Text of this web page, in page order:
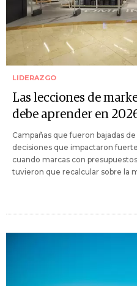
LIDERAZGO
Las lecciones de
debe aprender en
Campañas que fueron bajadas
decisiones que impactaron
cuando marcas con
tuvieron que recalcular sobre la